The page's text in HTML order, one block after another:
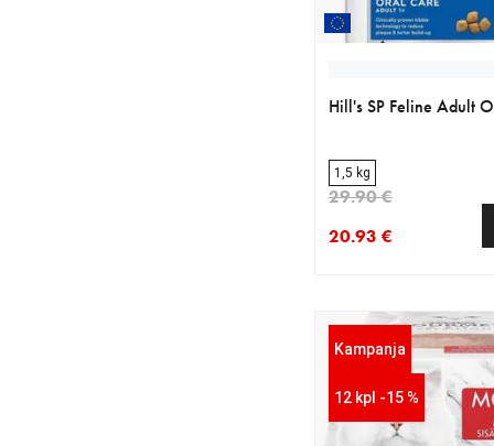
Hill's SP Feline Adult
1,5 kg
20.93 €
29.90 €
Kampanja
12 kpl -15 %